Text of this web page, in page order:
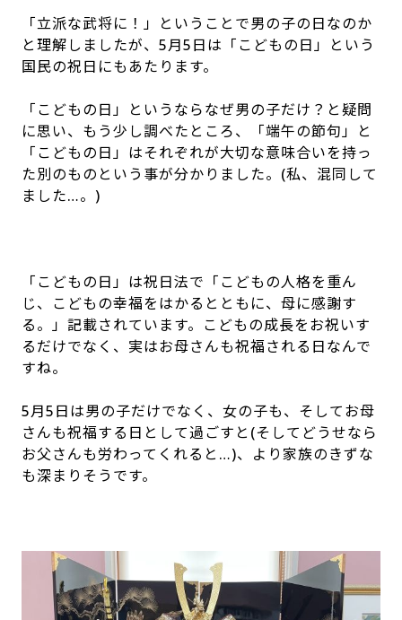
「立派な武将に！」ということで男の子の日なのか
と理解しましたが、 5月5日は「こどもの日」という
国民の祝日にもあたります。
「こどもの日」というならなぜ男の子だけ？と疑問
に思い、もう少し調べたところ、「端午の節句」と
「こどもの日」はそれぞれが大切な意味合いを持っ
た別のものという事が分かりました。 (私、混同して
ました…。 )
「こどもの日」は祝日法で「こどもの人格を重ん
じ、こどもの幸福をはかるとともに、母に感謝す
る。」記載されています。こどもの成長をお祝いす
るだけでなく、実はお母さんも祝福される日なんで
すね。
5月5日は男の子だけでなく、女の子も、そしてお母
さんも祝福する日として過ごすと(そしてどうせなら
お父さんも労わってくれると…)、より家族のきずな
も深まりそうです。